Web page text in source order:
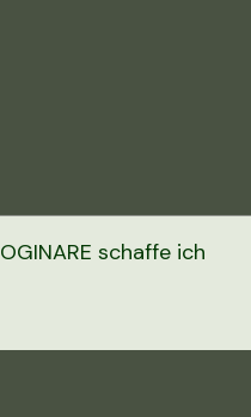
schaffe ich